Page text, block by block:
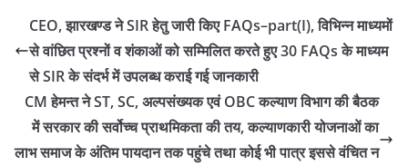
e
b
o
o
k
er s
A
p
p
gr
a
m
l e
CEO, झारखण्ड ने SIR हेतु जारी किए FAQs–part(I), विभिन्न माध्यमों
से वांछित प्रश्नों व शंकाओं को सम्मिलित करते हुए 30 FAQs के माध्यम
से SIR के संदर्भ में उपलब्ध कराई गई जानकारी
CM हेमन्त ने ST, SC, अल्पसंख्यक एवं OBC कल्याण विभाग की बैठक
में सरकार की सर्वोच्च प्राथमिकता की तय, कल्याणकारी योजनाओं का
लाभ समाज के अंतिम पायदान तक पहुंचे तथा कोई भी पात्र इससे वंचित न